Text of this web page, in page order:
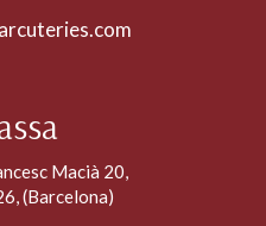
Macià 20,
,(Barcelona)